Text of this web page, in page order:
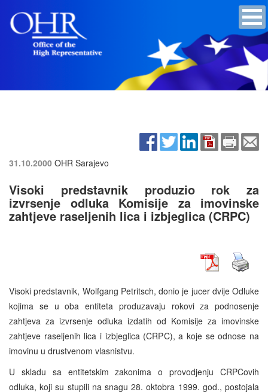
31.10.2000 OHR Sarajevo
Visoki predstavnik produzio rok za
izvrsenje odluka Komisije za imovinske
zahtjeve raseljenih lica i izbjeglica (CRPC)
Visoki predstavnik, Wolfgang Petritsch, donio je jucer dvije Odluke
kojima se u oba entiteta produzavaju rokovi za podnosenje
zahtjeva za izvrsenje odluka izdatih od Komisije za imovinske
zahtjeve raseljenih lica i izbjeglica (CRPC), a koje se odnose na
imovinu u drustvenom vlasnistvu.
U skladu sa entitetskim zakonima o provodjenju CRPCovih
odluka, koji su stupili na snagu 28. oktobra 1999. god., postojala